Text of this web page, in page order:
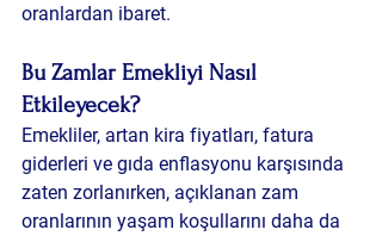
oranlardan ibaret.
Bu Zamlar Emekliyi Nasıl
Etkileyecek?
Emekliler, artan kira fiyatları, fatura
giderleri ve gıda enflasyonu karşısında
zaten zorlanırken, açıklanan zam
oranlarının yaşam koşullarını daha da